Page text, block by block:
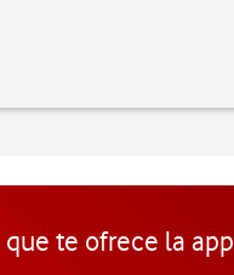
te ofrece la app